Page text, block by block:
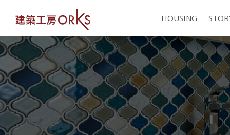
HOUSING